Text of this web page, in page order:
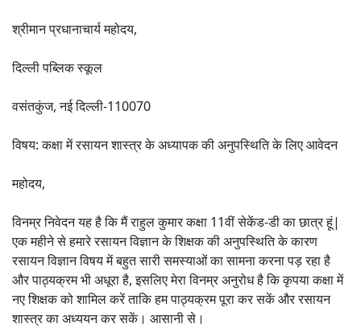
श्रीमान प्रधानाचार्य महोदय,
दिल्ली पब्लिक स्कूल
वसंतकुंज, नई दिल्ली-110070
विषय: कक्षा में रसायन शास्त्र के अध्यापक की अनुपस्थिति के लिए आवेदन
महोदय,
विनम्र निवेदन यह है कि मैं राहुल कुमार कक्षा 11वीं सेकेंड-डी का छात्र हूं|
एक महीने से हमारे रसायन विज्ञान के शिक्षक की अनुपस्थिति के कारण
रसायन विज्ञान विषय में बहुत सारी समस्याओं का सामना करना पड़ रहा है
और पाठ्यक्रम भी अधूरा है, इसलिए मेरा विनम्र अनुरोध है कि कृपया कक्षा में
नए शिक्षक को शामिल करें ताकि हम पाठ्यक्रम पूरा कर सकें और रसायन
शास्त्र का अध्ययन कर सकें। आसानी से।